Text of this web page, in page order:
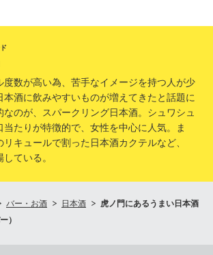
度数が高い為、苦手なイメージを持つ人が少
本酒に飲みやすいものが増えてきたと話題に
なのが、スパークリング日本酒。シュワシュ
当たりが特徴的で、女性を中心に人気。ま
キュールで割った日本酒カクテルなど、
ている。
バー・お酒 日本酒
虎ノ門にあるうまい日本酒
）